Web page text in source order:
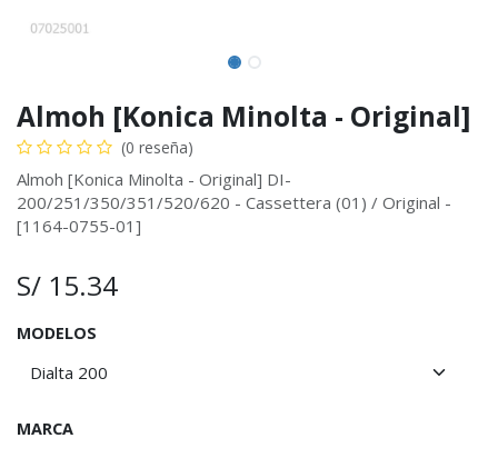
Almoh [Konica Minolta - Original]
(0 reseña)
Almoh [Konica Minolta - Original] DI-
200/251/350/351/520/620 - Cassettera (01) / Original -
[1164-0755-01]
S/ 15.34
MODELOS
MARCA